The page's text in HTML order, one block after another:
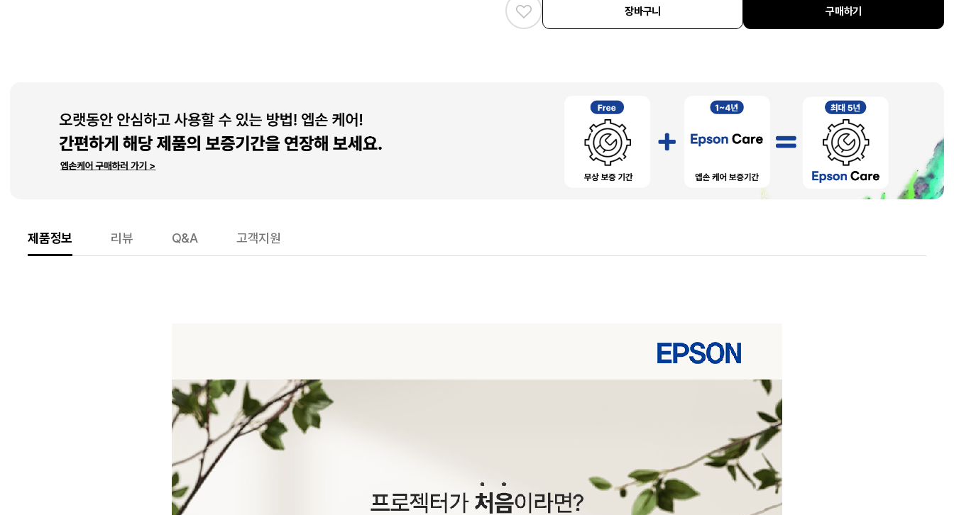
장바구니 구매하기
제품정보 리뷰 Q&A 고객지원